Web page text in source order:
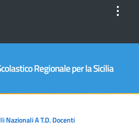
⋮
Regionale per la Sicilia
Nazionali A T.D. Docenti